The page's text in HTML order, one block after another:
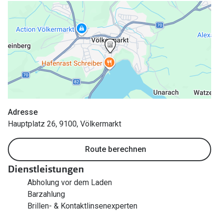
Blaulichtfilterbrillen
Bildschirmarbeitsplatzbrillen
Zubehör
Brillenbügel
Brillenetuis
Ratgeber
Wie wähle ich die richtige Brille
Gleitsicht Ratgeber
Brillengröße ermitteln
Alle Brillen Ratgeber
UV-
Wie
Angebote
-50%
Adresse
Hauptplatz 26, 9100, Völkermarkt
Route berechnen
Dienstleistungen
Abholung vor dem Laden
Barzahlung
Brillen- & Kontaktlinsenexperten